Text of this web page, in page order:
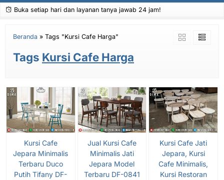
Buka setiap hari dan layanan tanya jawab 24 jam!
Beranda » Tags "Kursi Cafe Harga"
Tags Kursi Cafe Harga
Kursi Cafe
Jepara Minimalis
Terbaru Duco
Putih Tifany DF-
Jual Kursi Cafe
Minimalis Jati
Jepara Model
Terbaru DF-0841
Kursi Cafe Jati
Jepara, Kursi
Cafe Minimalis,
Kursi Restoran